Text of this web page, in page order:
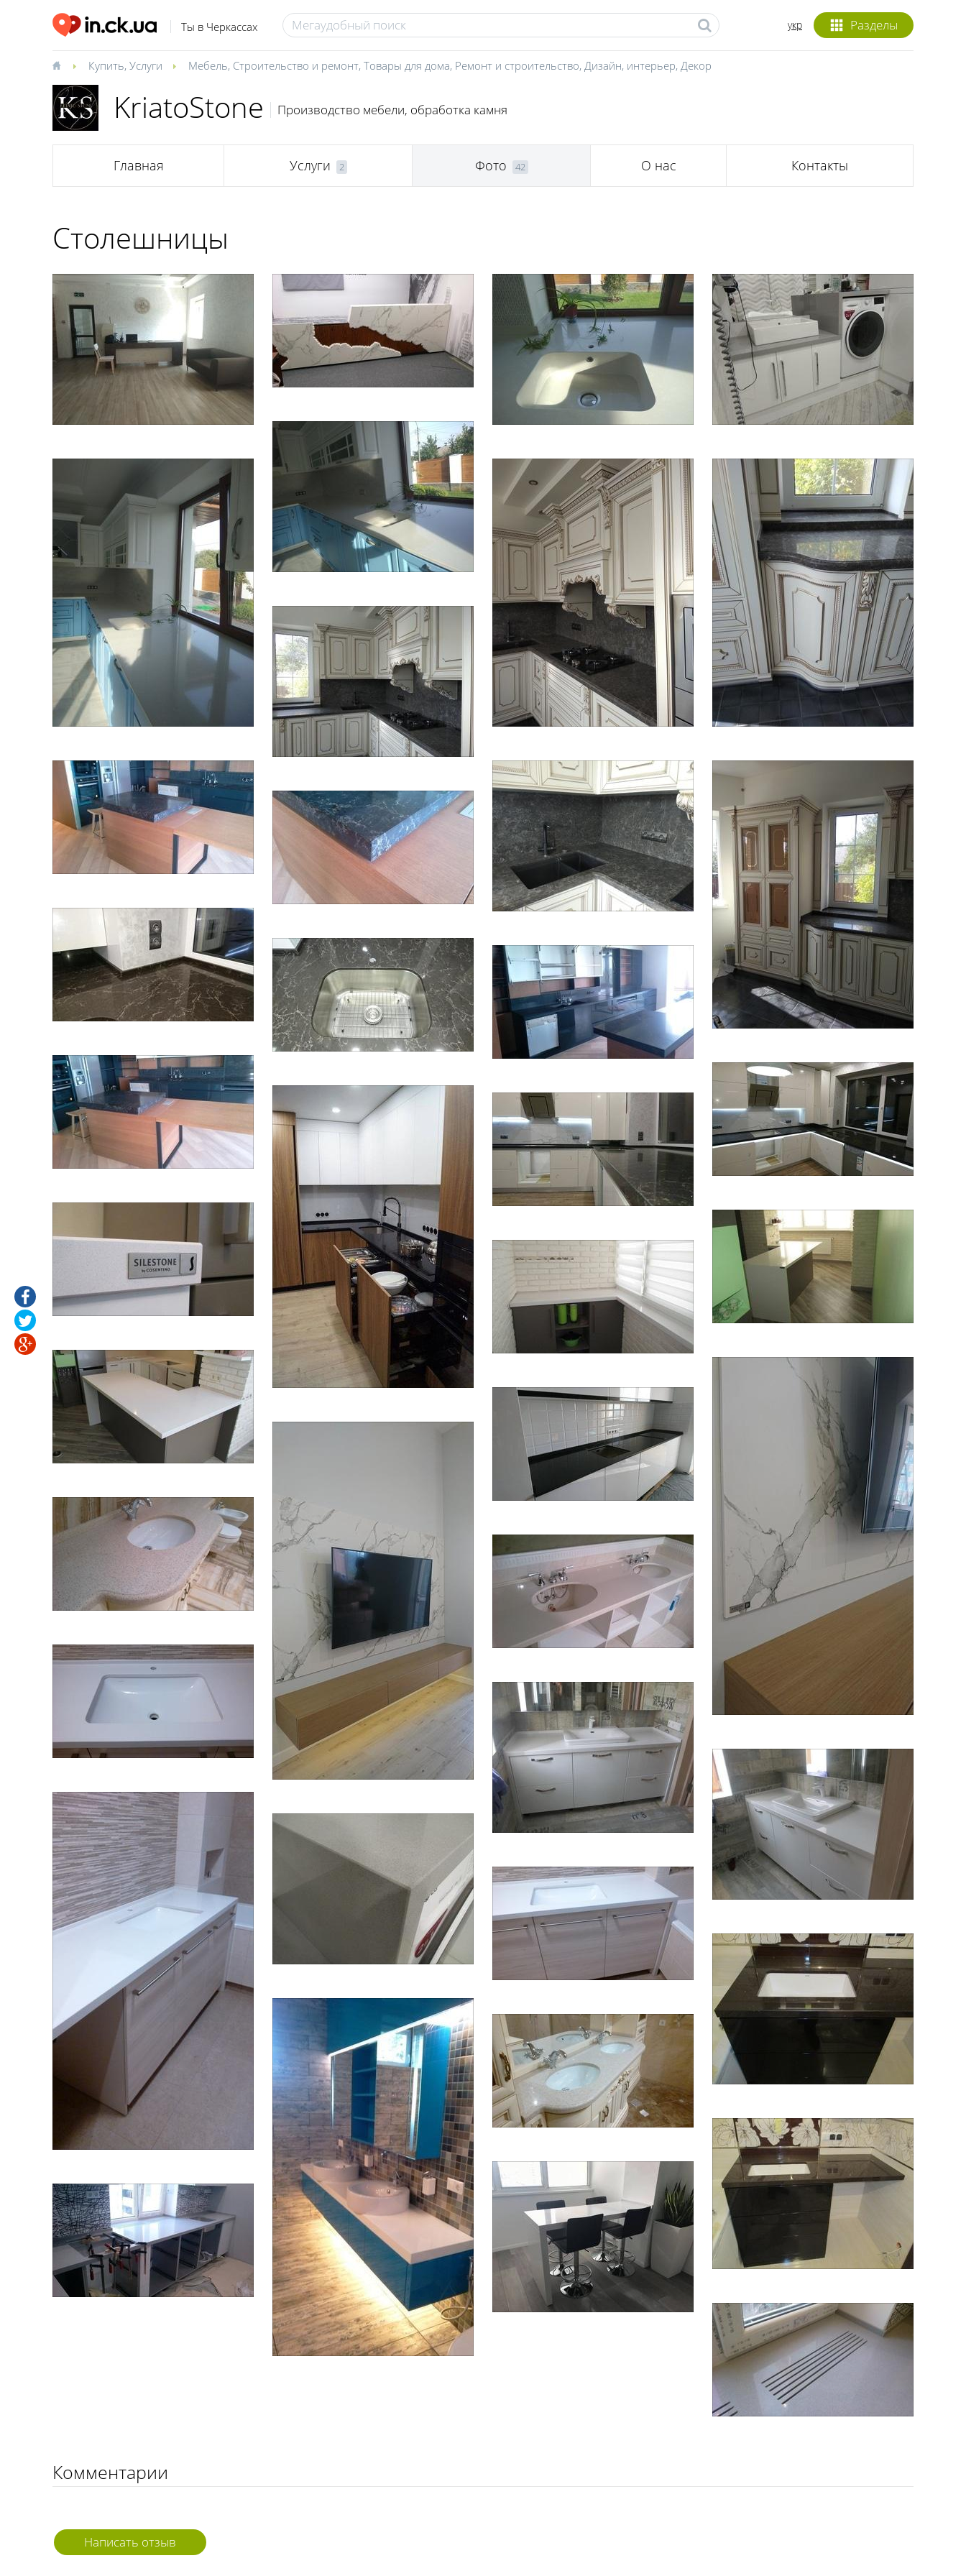
Ты в Черкассах Разделы
укр
Купить, Услуги Мебель, Строительство и ремонт, Товары для дома, Ремонт и строительство, Дизайн, интерьер, Декор
KriatoStone Производство мебели, обработка камня
Главная Услуги 2 Фото 42 О нас Контакты
Столешницы
Комментарии
Написать отзыв